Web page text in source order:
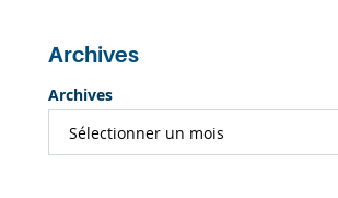
Archives
Archives